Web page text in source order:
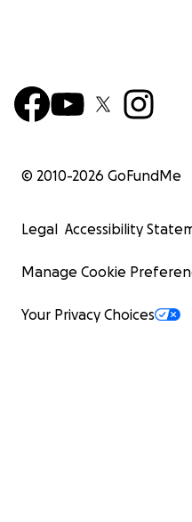
© 2010-2026 GoFundMe
Legal Accessibility
Manage Cookie
Your Privacy Choices